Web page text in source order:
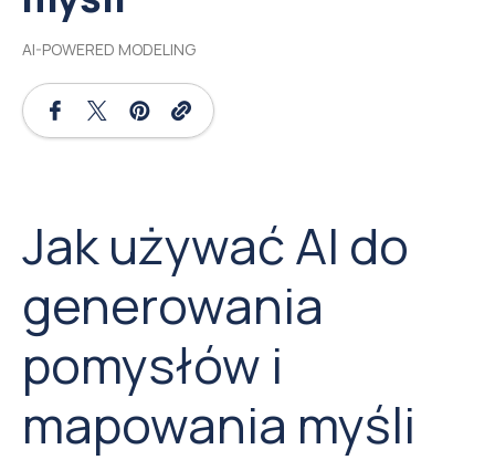
AI-POWERED MODELING
Jak używać AI do
generowania
pomysłów i
mapowania myśli